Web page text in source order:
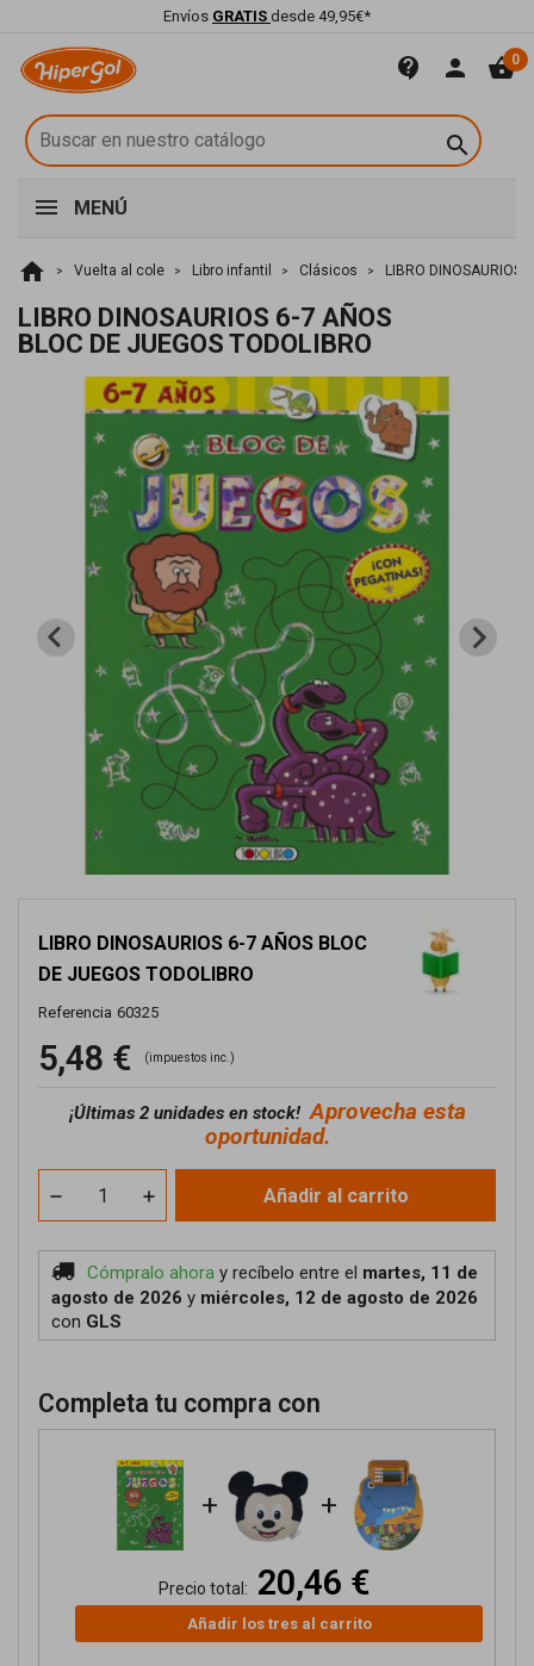
Envíos GRATIS desde 49,95€*
contact_support person shopping_basket0

MENÚ
home Vuelta al cole Libro infantil Clásicos LIBRO DINOSAURIOS
LIBRO DINOSAURIOS 6-7 AÑOS
BLOC DE JUEGOS TODOLIBRO
LIBRO DINOSAURIOS 6-7 AÑOS BLOC
DE JUEGOS TODOLIBRO
Referencia 60325
5,48 € (impuestos inc.)
¡Últimas 2 unidades en stock!Aprovecha esta
oportunidad.
Añadir al carrito
Cómpralo ahora y recíbelo entre el martes, 11 de
agosto de 2026 y miércoles, 12 de agosto de 2026
con GLS
Completa tu compra con
+ +
Precio total: 20,46 €
Añadir los tres al carrito